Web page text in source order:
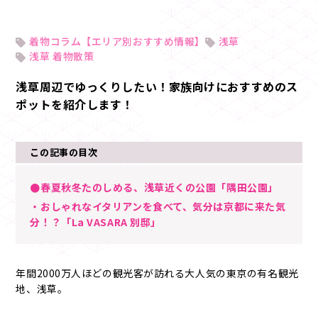
着物コラム【エリア別おすすめ情報】
浅草
浅草 着物散策
浅草周辺でゆっくりしたい！家族向けにおすすめのス
ポットを紹介します！
この記事の目次
●春夏秋冬たのしめる、浅草近くの公園「隅田公園」
・おしゃれなイタリアンを食べて、気分は京都に来た気
分！？「La VASARA 別邸」
年間2000万人ほどの観光客が訪れる大人気の東京の有名観光
地、浅草。